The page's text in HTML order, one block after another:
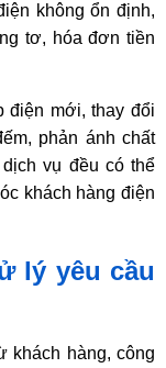
không ổn định,
tơ, hóa đơn tiền
điện mới, thay đổi
phản ánh chất
vụ đều có thể
khách hàng điện
lý yêu cầu
khách hàng, công